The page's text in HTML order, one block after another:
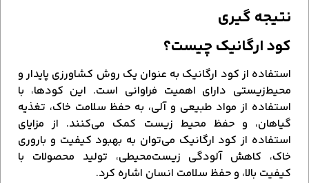
نتیجه گیری
کود ارگانیک چیست؟
استفاده از کود ارگانیک به عنوان یک روش کشاورزی پایدار و
محیط‌زیستی دارای اهمیت فراوانی است. این کودها، با
استفاده از مواد طبیعی و آلی، به حفظ سلامت خاک، تغذیه
گیاهان، و حفظ محیط زیست کمک می‌کنند. از مزایای
استفاده از کود ارگانیک می‌توان به بهبود کیفیت و باروری
خاک، کاهش آلودگی زیست‌محیطی، تولید محصولات با
کیفیت بالا، و حفظ سلامت انسان اشاره کرد.